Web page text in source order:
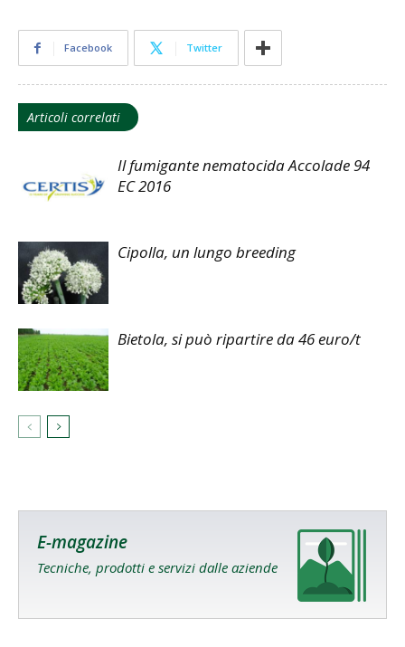
Facebook Twitter
Articoli correlati
Il fumigante nematocida Accolade 94
EC 2016
Cipolla, un lungo breeding
Bietola, si può ripartire da 46 euro/t
E-magazine
Tecniche, prodotti e servizi dalle aziende